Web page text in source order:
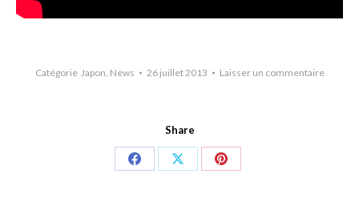
Catégorie Japon, News 26 juillet 2013 Laisser un commentaire
Share
Share
Share
Share